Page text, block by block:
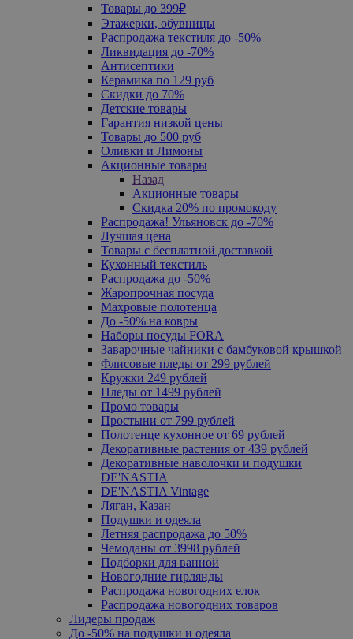
Товары до 399₽
Этажерки, обувницы
Распродажа текстиля до -50%
Ликвидация до -70%
Антисептики
Керамика по 129 руб
Скидки до 70%
Детские товары
Гарантия низкой цены
Товары до 500 руб
Оливки и Лимоны
Акционные товары
Назад
Акционные товары
Скидка 20% по промокоду
Распродажа! Ульяновск до -70%
Лучшая цена
Товары с бесплатной доставкой
Кухонный текстиль
Распродажа до -50%
Жаропрочная посуда
Махровые полотенца
До -50% на ковры
Наборы посуды FORA
Заварочные чайники с бамбуковой крышкой
Флисовые пледы от 299 рублей
Кружки 249 рублей
Пледы от 1499 рублей
Промо товары
Простыни от 799 рублей
Полотенце кухонное от 69 рублей
Декоративные растения от 439 рублей
Декоративные наволочки и подушки
DE'NASTIA
DE'NASTIA Vintage
Ляган, Казан
Подушки и одеяла
Летняя распродажа до 50%
Чемоданы от 3998 рублей
Подборки для ванной
Новогодние гирлянды
Распродажа новогодних елок
Распродажа новогодних товаров
Лидеры продаж
До -50% на подушки и одеяла